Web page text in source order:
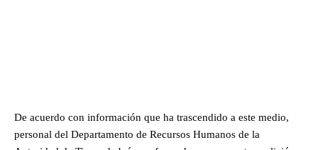
De acuerdo con información que ha trascendido a este medio,
personal del Departamento de Recursos Humanos de la